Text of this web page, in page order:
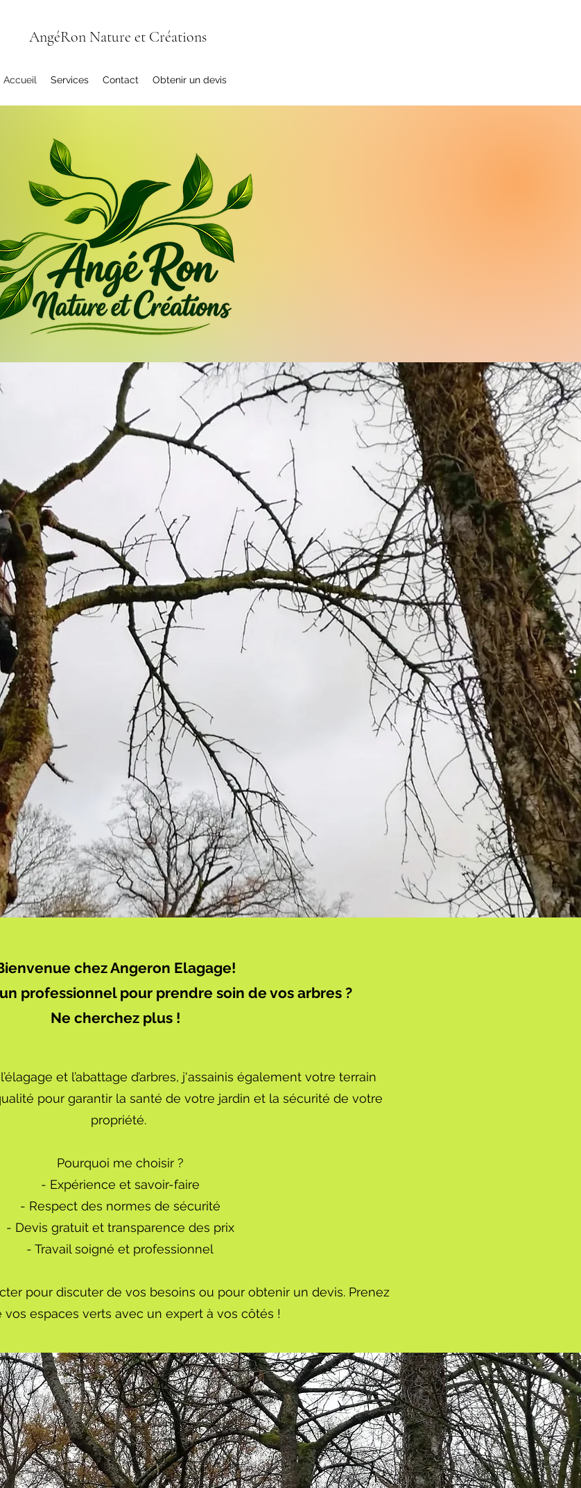
AngéRon Nature et Créations
Accueil Services Contact Obtenir un devis
chez Angeron Elagage!
professionnel pour prendre soin de vos arbres ?
Ne cherchez plus !
et l’abattage d’arbres, j'assainis également votre terrain
pour garantir la santé de votre jardin et la sécurité de votre
propriété.
Pourquoi me choisir ?
- Expérience et savoir-faire
- Respect des normes de sécurité
- Devis gratuit et transparence des prix
- Travail soigné et professionnel
pour discuter de vos besoins ou pour obtenir un devis. Prenez
vos espaces verts avec un expert à vos côtés !